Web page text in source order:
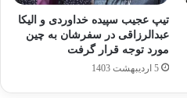
تیپ عجیب سپیده خداوردی و الیکا
عبدالرزاقی در سفرشان به چین
مورد توجه قرار گرفت
5 اردیبهشت 1403